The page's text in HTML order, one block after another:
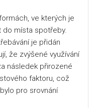
ve kterých je
do místa spotřeby.
je přidán
že zvýšené využívání
následek přirozené
faktoru, což
pro srovnání